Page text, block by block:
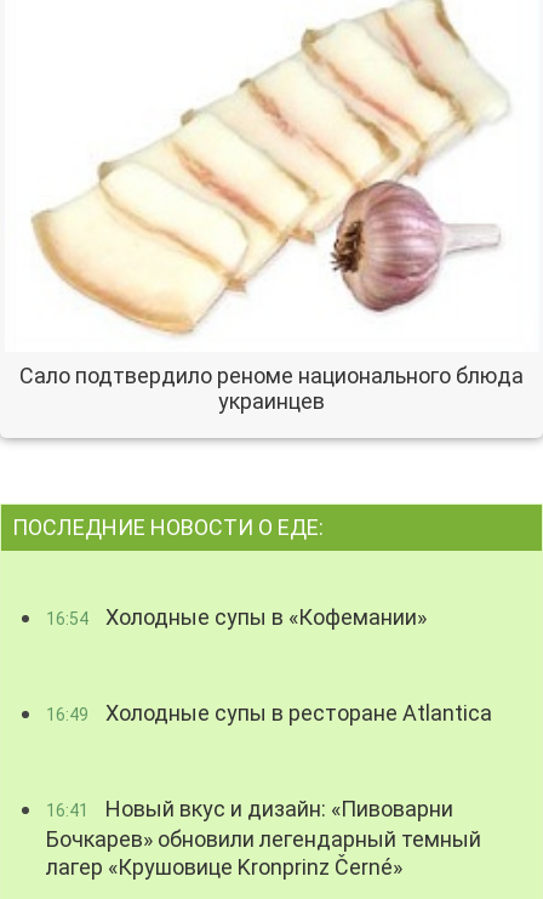
Сало подтвердило реноме национального блюда
украинцев
ПОСЛЕДНИЕ НОВОСТИ О ЕДЕ:
16:54 Холодные супы в «Кофемании»
16:49 Холодные супы в ресторане Atlantica
16:41
Новый вкус и дизайн: «Пивоварни
Бочкарев» обновили легендарный темный
лагер «Крушовице Kronprinz Černé»